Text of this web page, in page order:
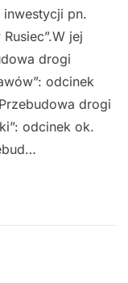
inwestycji pn.
jej
drogi
odcinek
drogi
odcinek ok.